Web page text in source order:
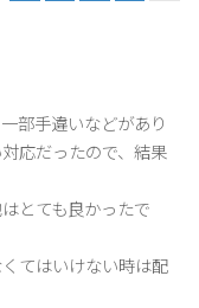
部手違いなどがあり
応だったので、結果
とても良かったで
てはいけない時は配